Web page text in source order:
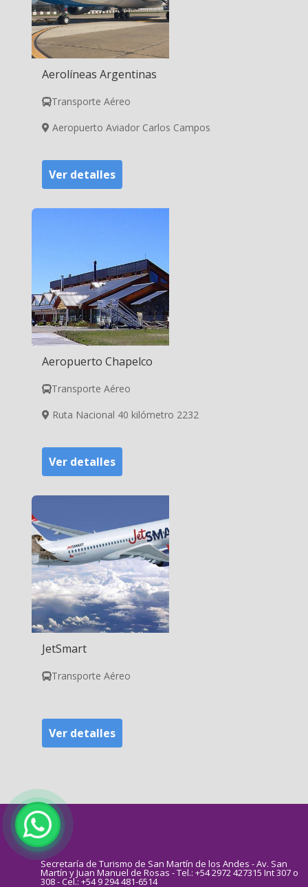
Aerolíneas Argentinas
Transporte Aéreo
Aeropuerto Aviador Carlos Campos
Ver detalles
Aeropuerto Chapelco
Transporte Aéreo
Ruta Nacional 40 kilómetro 2232
Ver detalles
JetSmart
Transporte Aéreo
Ver detalles
Secretaría de Turismo de San Martín de los Andes - Av. San
Martín y Juan Manuel de Rosas - Tel.: +54 2972 427315 Int 307 o
308 - Cel.: +54 9 294 481-6514